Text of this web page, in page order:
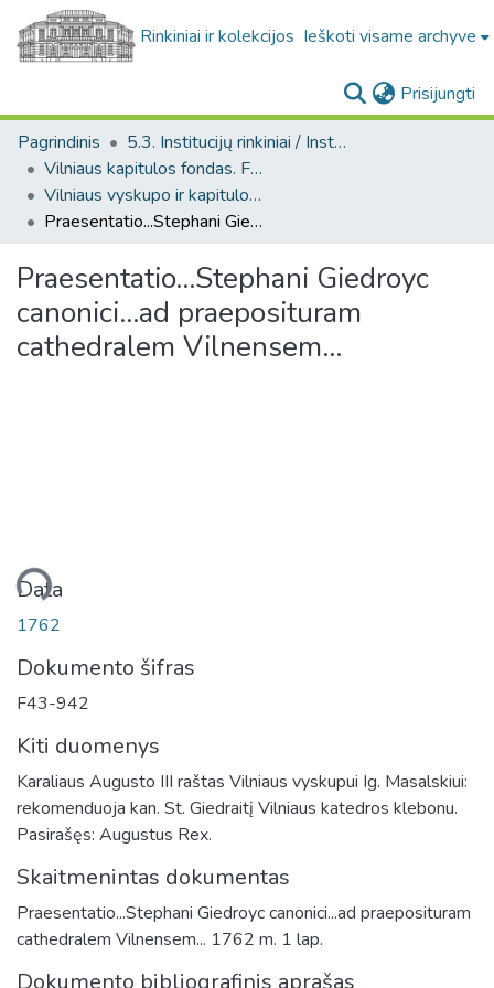
Rinkiniai ir kolekcijos Ieškoti visame archyve
Prisijungti
Pagrindinis
5.3. Institucijų rinkiniai / Institutional collections
Vilniaus kapitulos fondas. F43
Vilniaus vyskupo ir kapitulos dokumentai. XVIII a. (Vilniaus kapitulos fondas. F43)
Praesentatio...Stephani Giedroyc canonici...ad praeposituram cathedralem Vilnensem...
Praesentatio...Stephani Giedroyc
canonici...ad praeposituram
cathedralem Vilnensem...
Data
1762
Dokumento šifras
F43-942
Kiti duomenys
Karaliaus Augusto III raštas Vilniaus vyskupui Ig. Masalskiui:
rekomenduoja kan. St. Giedraitį Vilniaus katedros klebonu.
Pasirašęs: Augustus Rex.
Skaitmenintas dokumentas
Praesentatio...Stephani Giedroyc canonici...ad praeposituram
cathedralem Vilnensem... 1762 m. 1 lap.
Dokumento bibliografinis aprašas